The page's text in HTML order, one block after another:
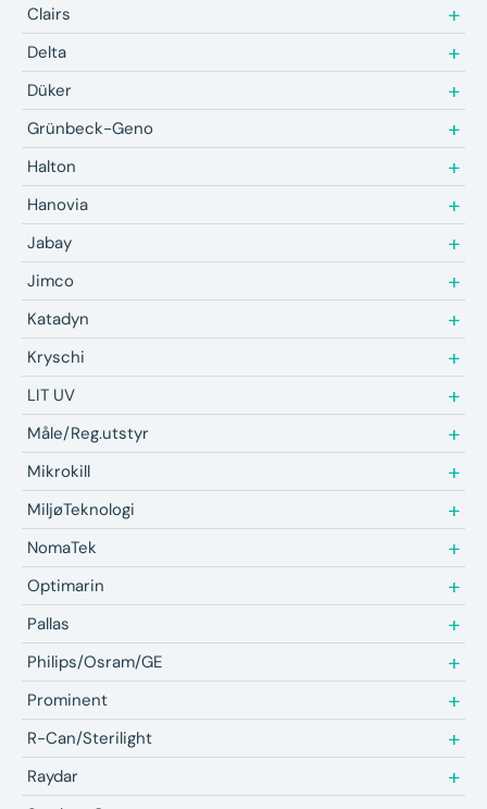
Clairs
Delta
Düker
Grünbeck-Geno
Halton
Hanovia
Jabay
Jimco
Katadyn
Kryschi
LIT UV
Måle/Reg.utstyr
Mikrokill
MiljøTeknologi
NomaTek
Optimarin
Pallas
Philips/Osram/GE
Prominent
R-Can/Sterilight
Raydar